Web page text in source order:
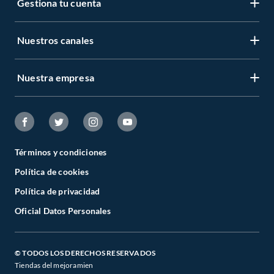
Gestiona tu cuenta
Nuestros canales
Nuestra empresa
Términos y condiciones
Política de cookies
Política de privacidad
Oficial Datos Personales
© TODOS LOS DERECHOS RESERVADOS
Tiendas del mejoramien